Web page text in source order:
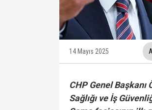
Veli Ağbaba'nın
MGK Toplantısı
14 Mayıs 2025
CHP Genel
Sağlığı ve İş